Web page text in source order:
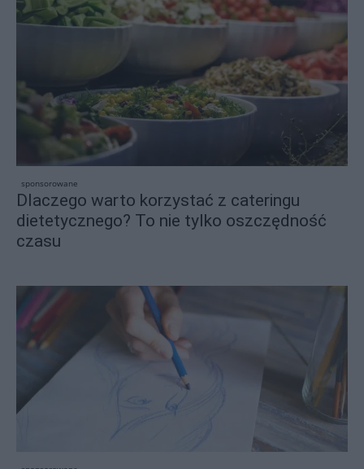
sponsorowane
Dlaczego warto korzystać z cateringu
dietetycznego? To nie tylko oszczędność
czasu